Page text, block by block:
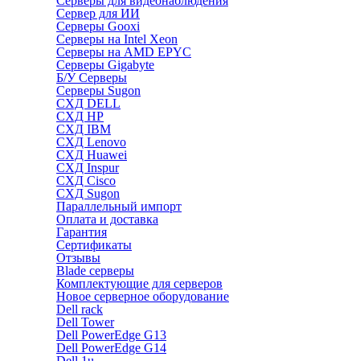
Сервер для ИИ
Серверы Gooxi
Серверы на Intel Xeon
Серверы на AMD EPYC
Серверы Gigabyte
Б/У Серверы
Серверы Sugon
СХД DELL
СХД HP
СХД IBM
СХД Lenovo
СХД Huawei
СХД Inspur
СХД Cisco
СХД Sugon
Параллельный импорт
Оплата и доставка
Гарантия
Сертификаты
Отзывы
Blade серверы
Комплектующие для серверов
Новое серверное оборудование
Dell rack
Dell Tower
Dell PowerEdge G13
Dell PowerEdge G14